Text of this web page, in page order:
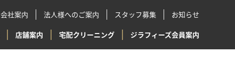
会社案内 法人様へのご案内 スタッフ募集 お知らせ
店舗案内 宅配クリーニング ジラフィーズ会員案内